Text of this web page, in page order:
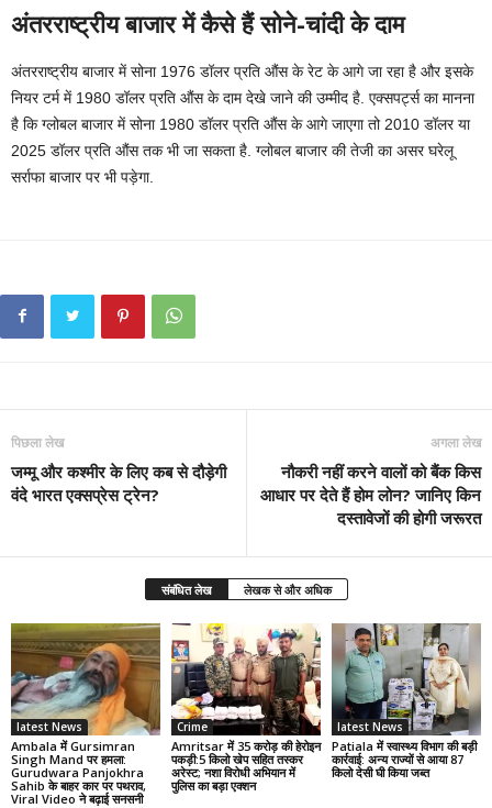
अंतरराष्ट्रीय बाजार में कैसे हैं सोने-चांदी के दाम
अंतरराष्ट्रीय बाजार में सोना 1976 डॉलर प्रति औंस के रेट के आगे जा रहा है और इसके
नियर टर्म में 1980 डॉलर प्रति औंस के दाम देखे जाने की उम्मीद है. एक्सपर्ट्स का मानना
है कि ग्लोबल बाजार में सोना 1980 डॉलर प्रति औंस के आगे जाएगा तो 2010 डॉलर या
2025 डॉलर प्रति औंस तक भी जा सकता है. ग्लोबल बाजार की तेजी का असर घरेलू
सर्राफा बाजार पर भी पड़ेगा.
पिछला लेख
जम्मू और कश्मीर के लिए कब से दौड़ेगी
वंदे भारत एक्सप्रेस ट्रेन?
अगला लेख
नौकरी नहीं करने वालों को बैंक किस
आधार पर देते हैं होम लोन? जानिए किन
दस्तावेजों की होगी जरूरत
संबंधित लेख लेखक से और अधिक
latest News
Ambala में Gursimran
Singh Mand पर हमला:
Gurudwara Panjokhra
Sahib के बाहर कार पर पथराव,
Viral Video ने बढ़ाई सनसनी
Crime
Amritsar में 35 करोड़ की हेरोइन
पकड़ी:5 किलो खेप सहित तस्कर
अरेस्ट; नशा विरोधी अभियान में
पुलिस का बड़ा एक्शन
latest News
Patiala में स्वास्थ्य विभाग की बड़ी
कार्रवाई: अन्य राज्यों से आया 87
किलो देसी घी किया जब्त